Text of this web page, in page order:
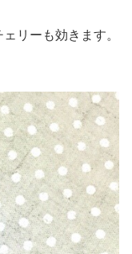
リーも効きます。